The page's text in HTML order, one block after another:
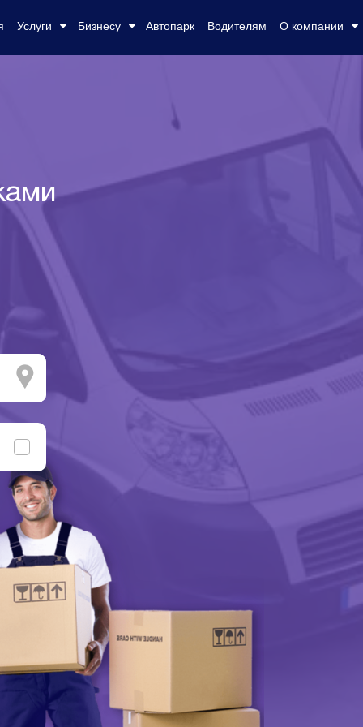
Услуги Бизнесу Автопарк Водителям О компании